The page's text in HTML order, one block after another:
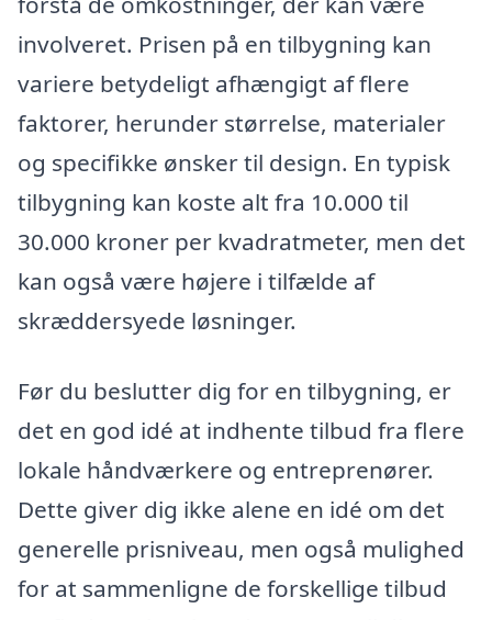
involveret. Prisen på en tilbygning kan
variere betydeligt afhængigt af flere
faktorer, herunder størrelse, materialer
og specifikke ønsker til design. En typisk
tilbygning kan koste alt fra 10.000 til
30.000 kroner per kvadratmeter, men det
kan også være højere i tilfælde af
skræddersyede løsninger.
Før du beslutter dig for en tilbygning, er
det en god idé at indhente tilbud fra flere
lokale håndværkere og entreprenører.
Dette giver dig ikke alene en idé om det
generelle prisniveau, men også mulighed
for at sammenligne de forskellige tilbud